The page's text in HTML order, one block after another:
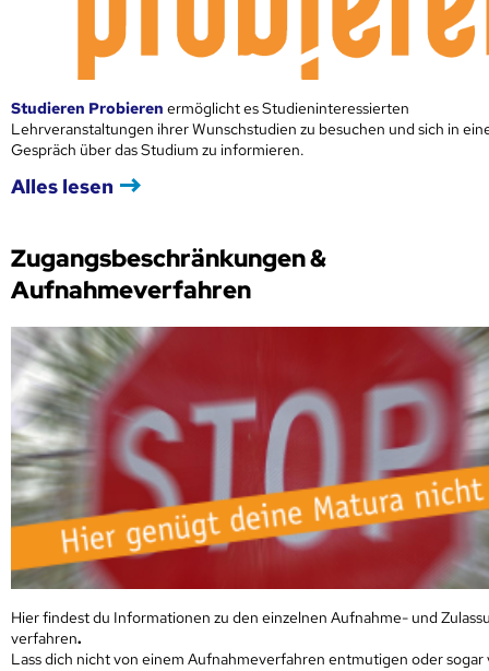
Studieren Probieren ermöglicht es Studieninteressierten
Lehrveranstaltungen ihrer Wunschstudien zu besuchen und sich in
Gespräch über das Studium zu informieren.
Alles lesen
Zugangsbeschränkungen &
Aufnahmeverfahren
Hier findest du Informationen zu den einzelnen Aufnahme- und
verfahren.
Lass dich nicht von einem Aufnahmeverfahren entmutigen oder sogar